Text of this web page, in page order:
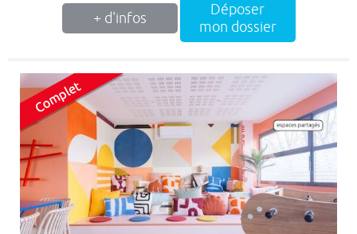
+ d'infos
Déposer
mon dossier